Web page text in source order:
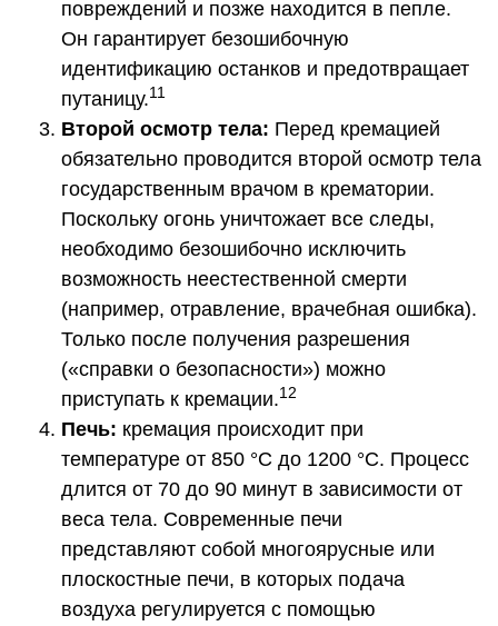
повреждений и позже находится в пепле.
Он гарантирует безошибочную
идентификацию останков и предотвращает
путаницу.11
Второй осмотр тела: Перед кремацией
обязательно проводится второй осмотр тела
государственным врачом в крематории.
Поскольку огонь уничтожает все следы,
необходимо безошибочно исключить
возможность неестественной смерти
(например, отравление, врачебная ошибка).
Только после получения разрешения
(«справки о безопасности») можно
приступать к кремации.12
Печь: кремация происходит при
температуре от 850 °C до 1200 °C. Процесс
длится от 70 до 90 минут в зависимости от
веса тела. Современные печи
представляют собой многоярусные или
плоскостные печи, в которых подача
воздуха регулируется с помощью